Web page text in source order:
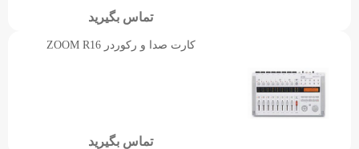
تماس بگیرید
کارت صدا و رکوردر ZOOM R16
تماس بگیرید